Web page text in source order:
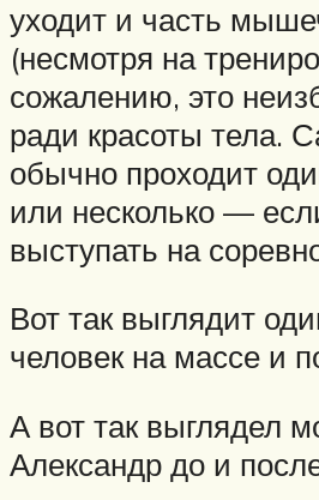
уходит и часть
(несмотря на
сожалению, это
ради красоты тела.
обычно проходит
или несколько —
выступать на
Вот так выглядит
человек на массе и
А вот так выглядел
Александр до и